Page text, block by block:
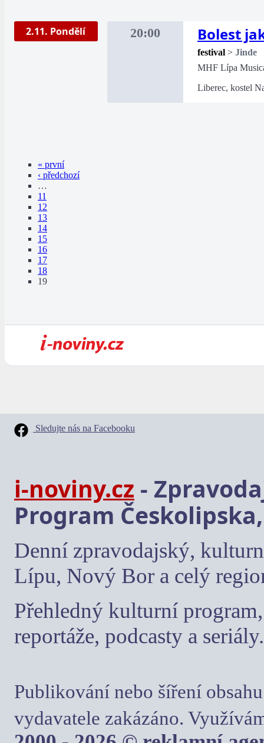
2.11. Pondělí 20:00 Bolest
festival > Jinde
MHF Lípa
Liberec, kostel
« první
‹ předchozí
…
11
12
13
14
15
16
17
18
19
Sledujte nás na Facebooku
i-noviny.cz -
Program
Denní zpravodajský,
Lípu, Nový Bor a celý
Přehledný kulturní
reportáže, podcasty a seriály.
Publikování nebo šíření
vydavatele zakázáno.